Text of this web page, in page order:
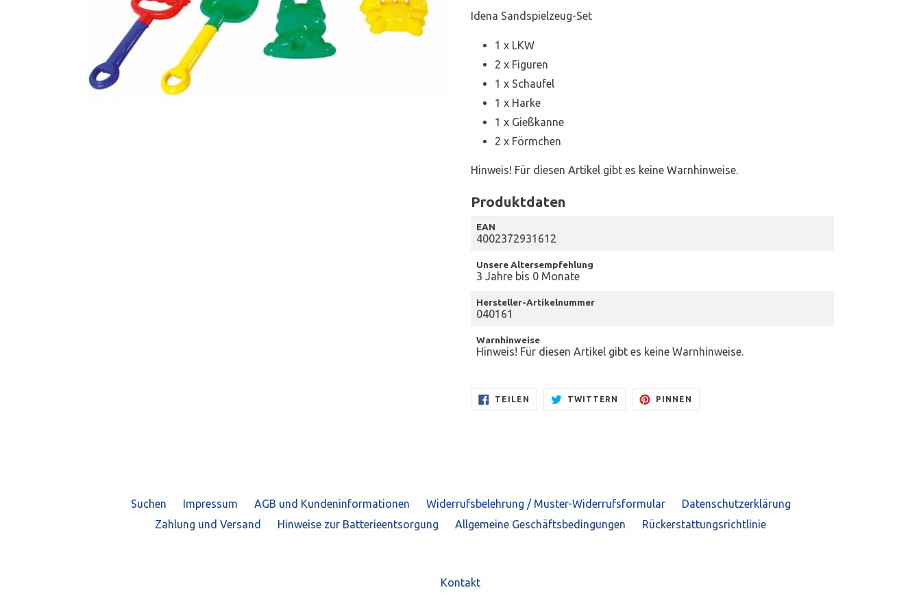
Idena Sandspielzeug-Set
1 x LKW
2 x Figuren
1 x Schaufel
1 x Harke
1 x Gießkanne
2 x Förmchen
Hinweis! Für diesen Artikel gibt es keine Warnhinweise.
Produktdaten
EAN
4002372931612
Unsere Altersempfehlung
3 Jahre bis 0 Monate
Hersteller-Artikelnummer
040161
Warnhinweise
Hinweis! Für diesen Artikel gibt es keine Warnhinweise.
TEILEN
FACEBOOK
TWITTERN
TWITTER
PINNEN
Suchen Impressum AGB und Kundeninformationen Widerrufsbelehrung / Muster-Widerrufsformular
Datenschutzerklärung
Zahlung und Versand
Hinweise zur Batterieentsorgung Allgemeine Geschäftsbedingungen Rückerstattungsrichtlinie
Kontakt